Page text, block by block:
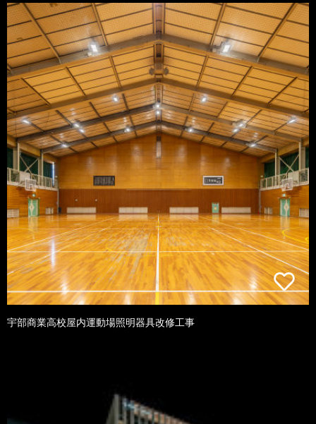
宇部商業高校屋内運動場照明器具改修工事